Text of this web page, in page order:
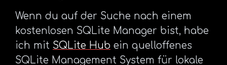
Wenn du auf der Suche nach einem
kostenlosen SQLite Manager bist, habe
ich mit SQLite Hub ein quelloffenes
SQLite Management System für lokale